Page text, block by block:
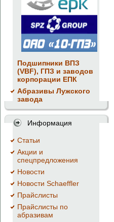
Подшипники ВПЗ
(VBF), ГПЗ и заводов
корпорации ЕПК
Абразивы Лужского
завода
Информация
Cтатьи
Акции и
спецпредложения
Новости
Новости Schaeffler
Прайслисты
Прайслисты по
абразивам